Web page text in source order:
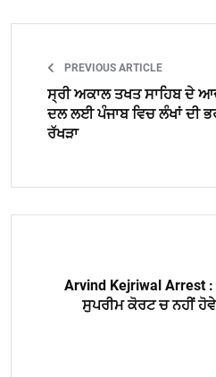
PREVIOUS ARTICLE
ਸ੍ਰੀ ਅਕਾਲ ਤਖਤ ਸਾਹਿਬ ਦੇ
ਦਲ ਲਈ ਪੰਜਾਬ ਵਿਚ ਲੰਖਾਂ ਦੀ
ਰੱਖੜਾ
Arvind Kejriwal Arrest
ਸੁਪਰੀਮ ਕੋਰਟ ਚ ਨਹੀਂ